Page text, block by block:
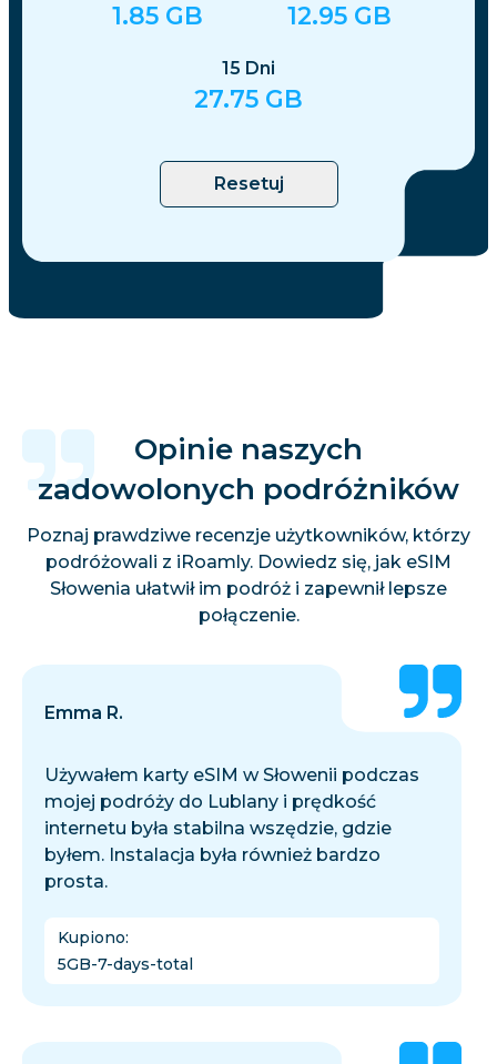
1.85 GB 12.95 GB
15 Dni
27.75 GB
Resetuj
Opinie naszych
zadowolonych podróżników
Poznaj prawdziwe recenzje użytkowników, którzy
podróżowali z iRoamly. Dowiedz się, jak eSIM
Słowenia ułatwił im podróż i zapewnił lepsze
połączenie.
Emma R.
Używałem karty eSIM w Słowenii podczas
mojej podróży do Lublany i prędkość
internetu była stabilna wszędzie, gdzie
byłem. Instalacja była również bardzo
prosta.
Kupiono:
5GB-7-days-total